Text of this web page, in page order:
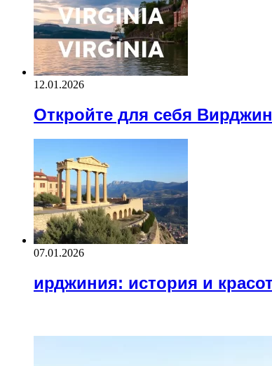
12.01.2026
Откройте для себя
07.01.2026
ирджиния: история и